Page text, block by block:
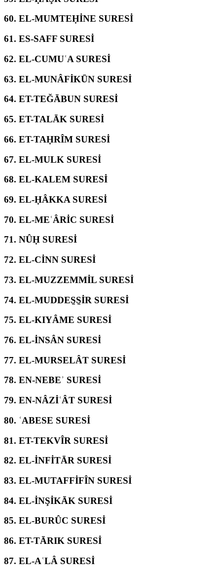
60. EL-MUMTEḤİNE SURESİ
61. ES-SAFF SURESİ
62. EL-CUMUʿA SURESİ
63. EL-MUNÂFİKŪN SURESİ
64. ET-TEĞĀBUN SURESİ
65. ET-TALĀK SURESİ
66. ET-TAḤRÎM SURESİ
67. EL-MULK SURESİ
68. EL-KALEM SURESİ
69. EL-ḤÂKKA SURESİ
70. EL-MEʿÂRİC SURESİ
71. NÛḤ SURESİ
72. EL-CİNN SURESİ
73. EL-MUZZEMMİL SURESİ
74. EL-MUDDES̱S̱İR SURESİ
75. EL-KIYÂME SURESİ
76. EL-İNSÂN SURESİ
77. EL-MURSELÂT SURESİ
78. EN-NEBEʾ SURESİ
79. EN-NÂZİʿÂT SURESİ
80. ʿABESE SURESİ
81. ET-TEKVÎR SURESİ
82. EL-İNFİTĀR SURESİ
83. EL-MUTAFFİFÎN SURESİ
84. EL-İNŞİKĀK SURESİ
85. EL-BURÛC SURESİ
86. ET-TĀRIK SURESİ
87. EL-AʿLÂ SURESİ